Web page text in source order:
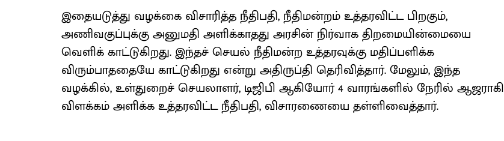
இதையடுத்து வழக்கை விசாரித்த நீதிபதி, நீதிமன்றம் உத்தரவிட்ட பிறகும்,
அணிவகுப்புக்கு அனுமதி அளிக்காதது அரசின் நிர்வாக திறமையின்மையை
வெளிக் காட்டுகிறது. இந்தச் செயல் நீதிமன்ற உத்தரவுக்கு மதிப்பளிக்க
விரும்பாததையே காட்டுகிறது என்று அதிருப்தி தெரிவித்தார். மேலும், இந்த
வழக்கில், உள்துறைச் செயலாளர், டிஜிபி ஆகியோர் 4 வாரங்களில் நேரில் ஆஜராகி
விளக்கம் அளிக்க உத்தரவிட்ட நீதிபதி, விசாரணையை தள்ளிவைத்தார்.